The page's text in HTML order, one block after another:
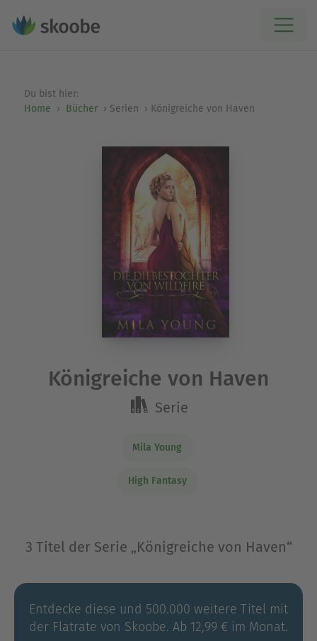
Du bist hier:
Home
Bücher Serien Königreiche von Haven
Königreiche von Haven
Serie
Mila Young
High Fantasy
3 Titel der Serie „Königreiche von Haven“
Entdecke diese und 500.000 weitere Titel mit
der Flatrate von Skoobe. Ab 12,99 € im Monat.